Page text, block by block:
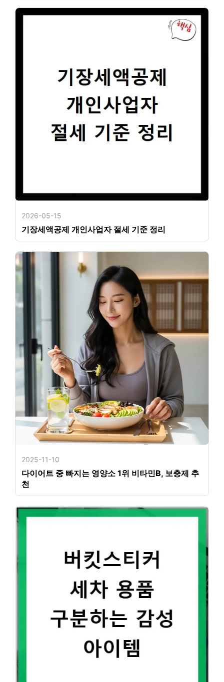
2026-05-15
기장세액공제 개인사업자 절세 기준 정리
2025-11-10
다이어트 중 빠지는 영양소 1위 비타민B, 보충제 추
천